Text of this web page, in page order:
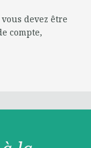
devez être
compte,